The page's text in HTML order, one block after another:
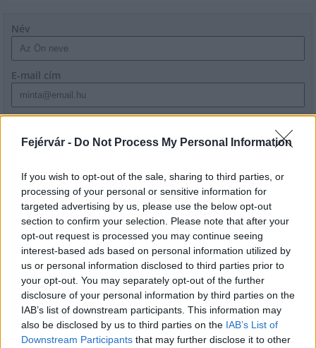
Fejérvár - Do Not Process My Personal Information
If you wish to opt-out of the sale, sharing to third parties, or
processing of your personal or sensitive information for
targeted advertising by us, please use the below opt-out
section to confirm your selection. Please note that after your
opt-out request is processed you may continue seeing
interest-based ads based on personal information utilized by
us or personal information disclosed to third parties prior to
your opt-out. You may separately opt-out of the further
disclosure of your personal information by third parties on the
IAB’s list of downstream participants. This information may
also be disclosed by us to third parties on the IAB’s List of
Downstream Participants that may further disclose it to other
Név
E-mail cím
szabályzatot!
LEGFRISSEBB
Országos hírek
Megérkezett az eső a Duna vízgyűjtőjére
Aktuális